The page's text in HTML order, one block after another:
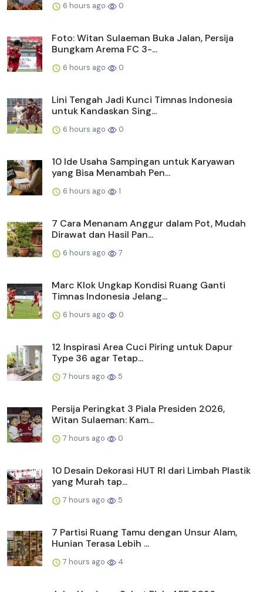
6 hours ago 0
Foto: Witan Sulaeman Buka Jalan, Persija
Bungkam Arema FC 3-...
6 hours ago 0
Lini Tengah Jadi Kunci Timnas Indonesia
untuk Kandaskan Sing...
6 hours ago 0
10 Ide Usaha Sampingan untuk Karyawan
yang Bisa Menambah Pen...
6 hours ago 1
7 Cara Menanam Anggur dalam Pot, Mudah
Dirawat dan Hasil Pan...
6 hours ago 7
Marc Klok Ungkap Kondisi Ruang Ganti
Timnas Indonesia Jelang...
6 hours ago 0
12 Inspirasi Area Cuci Piring untuk Dapur
Type 36 agar Tetap...
7 hours ago 5
Persija Peringkat 3 Piala Presiden 2026,
Witan Sulaeman: Kam...
7 hours ago 0
10 Desain Dekorasi HUT RI dari Limbah Plastik
yang Murah tap...
7 hours ago 5
7 Partisi Ruang Tamu dengan Unsur Alam,
Hunian Terasa Lebih ...
7 hours ago 4